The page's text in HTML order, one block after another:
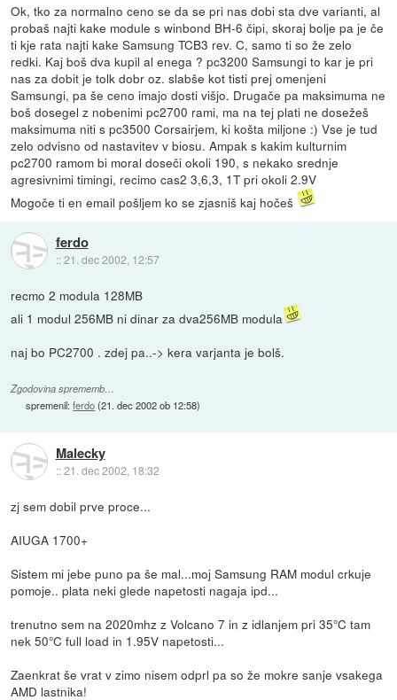
Ok, tko za normalno ceno se da se pri nas dobi sta dve varianti, al
probaš najti kake module s winbond BH-6 čipi, skoraj bolje pa je če
ti kje rata najti kake Samsung TCB3 rev. C, samo ti so že zelo
redki. Kaj boš dva kupil al enega ? pc3200 Samsungi to kar je pri
nas za dobit je tolk dobr oz. slabše kot tisti prej omenjeni
Samsungi, pa še ceno imajo dosti višjo. Drugače pa maksimuma ne
boš dosegel z nobenimi pc2700 rami, ma na tej plati ne dosežeš
maksimuma niti s pc3500 Corsairjem, ki košta miljone :) Vse je tud
zelo odvisno od nastavitev v biosu. Ampak s kakim kulturnim
pc2700 ramom bi moral doseči okoli 190, s nekako srednje
agresivnimi timingi, recimo cas2 3,6,3, 1T pri okoli 2.9V
Mogoče ti en email pošljem ko se zjasniš kaj hočeš
ferdo
::21. dec 2002, 12:57
recmo 2 modula 128MB
ali 1 modul 256MB ni dinar za dva256MB modula
naj bo PC2700 . zdej pa..-> kera varjanta je bolš.
Zgodovina sprememb…
spremenil:ferdo(21. dec 2002 ob 12:58)
Malecky
::21. dec 2002, 18:32
zj sem dobil prve proce...
AIUGA 1700+
Sistem mi jebe puno pa še mal...moj Samsung RAM modul crkuje
pomoje.. plata neki glede napetosti nagaja ipd...
trenutno sem na 2020mhz z Volcano 7 in z idlanjem pri 35°C tam
nek 50°C full load in 1.95V napetosti...
Zaenkrat še vrat v zimo nisem odprl pa so že mokre sanje vsakega
AMD lastnika!